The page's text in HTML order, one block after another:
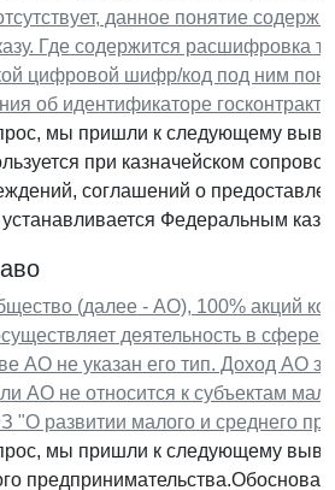
данное понятие
Где содержится расшифровка
цифровой шифр/код под ним
об идентификаторе
мы пришли к следующему
при казначейском
соглашений о
Федеральным
(далее - АО), 100% акций
деятельность в сфере
АО не указан его тип. Доход АО
АО не относится к субъектам
"О развитии малого и среднего
мы пришли к следующему